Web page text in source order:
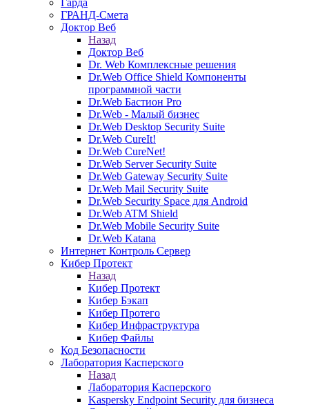
Гарда
ГРАНД-Смета
Доктор Веб
Назад
Доктор Веб
Dr. Web Комплексные решения
Dr.Web Office Shield Компоненты
программной части
Dr.Web Бастион Pro
Dr.Web - Малый бизнес
Dr.Web Desktop Security Suite
Dr.Web CureIt!
Dr.Web CureNet!
Dr.Web Server Security Suite
Dr.Web Gateway Security Suite
Dr.Web Mail Security Suite
Dr.Web Security Space для Android
Dr.Web ATM Shield
Dr.Web Mobile Security Suite
Dr.Web Katana
Интернет Контроль Сервер
Кибер Протект
Назад
Кибер Протект
Кибер Бэкап
Кибер Протего
Кибер Инфраструктура
Кибер Файлы
Код Безопасности
Лаборатория Касперского
Назад
Лаборатория Касперского
Kaspersky Endpoint Security для бизнеса